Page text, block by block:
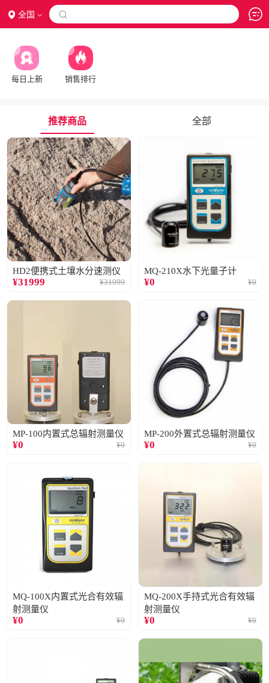
全国 
每日上新 销售排行
推荐商品 全部
HD2便携式土壤水分速测仪
¥31999 ¥31999
MQ-210X水下光量子计
¥0 ¥0
MP-100内置式总辐射测量仪
¥0 ¥0
MP-200外置式总辐射测量仪
¥0 ¥0
MQ-100X内置式光合有效辐
射测量仪
¥0 ¥0
MQ-200X手持式光合有效辐
射测量仪
¥0 ¥0